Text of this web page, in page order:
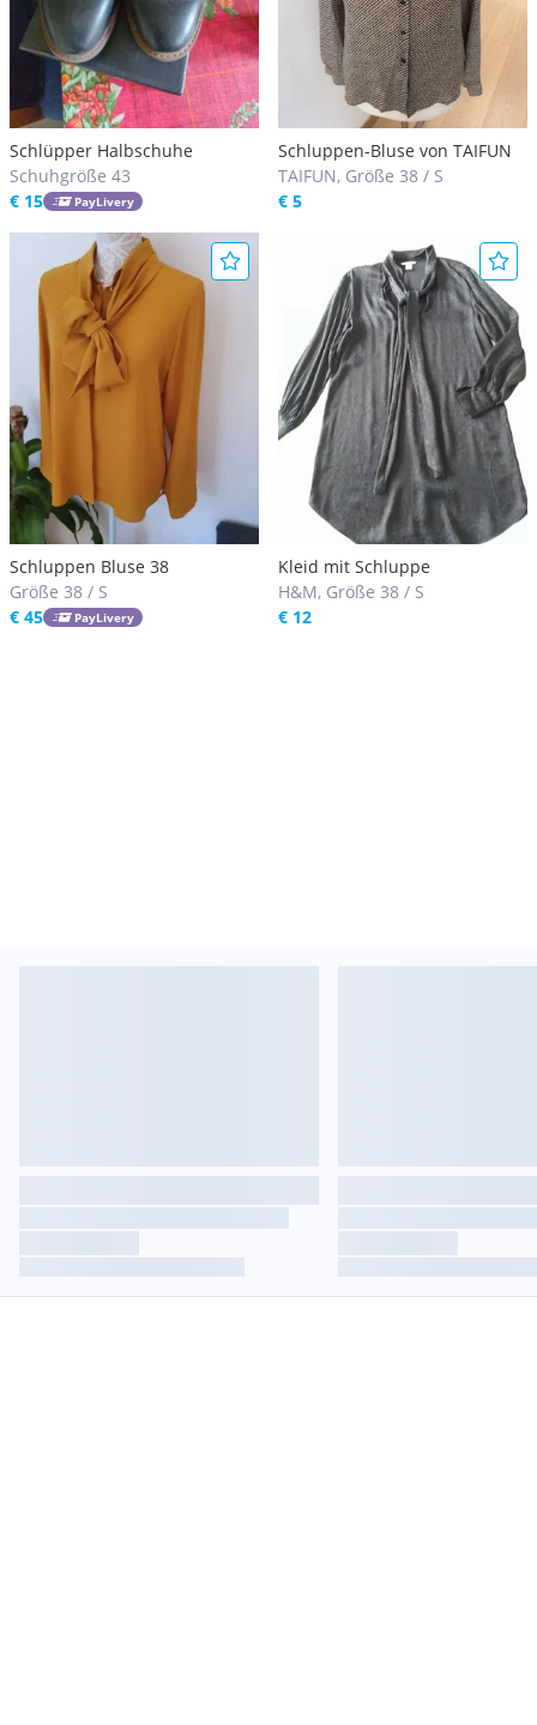
Schlüpper Halbschuhe
Schuhgröße 43
€ 15
PayLivery
Schluppen-Bluse von TAIFUN
TAIFUN, Größe 38 / S
€ 5
Schluppen Bluse 38
Größe 38 / S
€ 45
PayLivery
Kleid mit Schluppe
H&M, Größe 38 / S
€ 12